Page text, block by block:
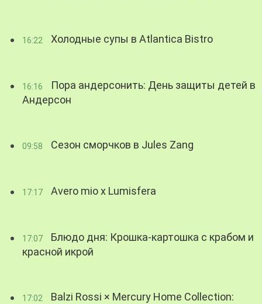
16:22 Холодные супы в Atlantica Bistro
16:16
Пора андерсонить: День защиты детей в
Андерсон
09:58 Сезон сморчков в Jules Zang
17:17 Avero mio x Lumisfera
17:07
Блюдо дня: Крошка-картошка с крабом и
красной икрой
17:02
Balzi Rossi × Mercury Home Collection: